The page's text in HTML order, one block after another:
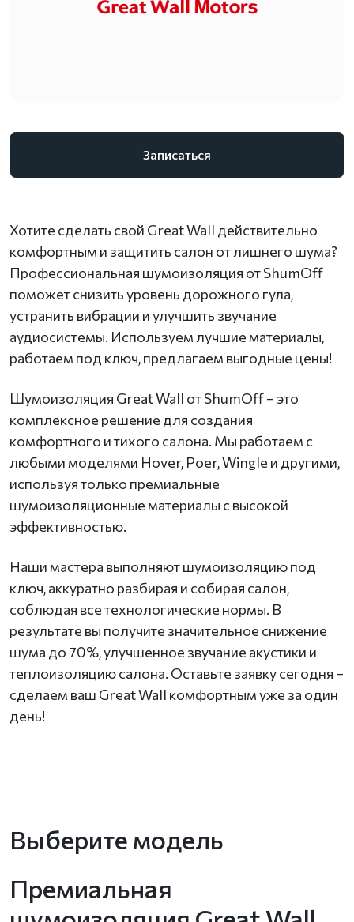
Записаться
Хотите сделать свой Great Wall действительно
комфортным и защитить салон от лишнего шума?
Профессиональная шумоизоляция от ShumOff
поможет снизить уровень дорожного гула,
устранить вибрации и улучшить звучание
аудиосистемы. Используем лучшие материалы,
работаем под ключ, предлагаем выгодные цены!
Шумоизоляция Great Wall от ShumOff – это
комплексное решение для создания
комфортного и тихого салона. Мы работаем с
любыми моделями Hover, Poer, Wingle и другими,
используя только премиальные
шумоизоляционные материалы с высокой
эффективностью.
Наши мастера выполняют шумоизоляцию под
ключ, аккуратно разбирая и собирая салон,
соблюдая все технологические нормы. В
результате вы получите значительное снижение
шума до 70%, улучшенное звучание акустики и
теплоизоляцию салона. Оставьте заявку сегодня –
сделаем ваш Great Wall комфортным уже за один
день!
Выберите модель
Премиальная